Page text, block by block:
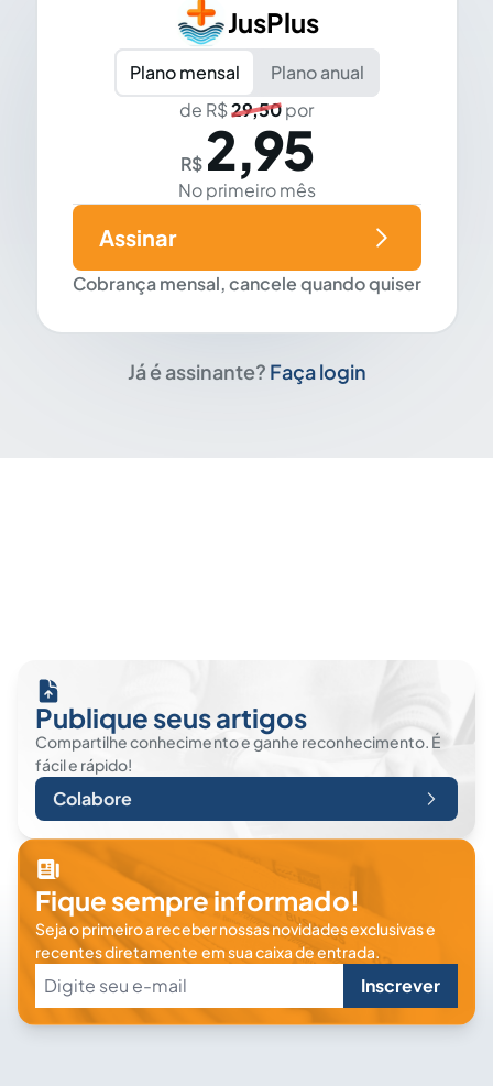
JusPlus
Plano mensal
Plano anual
de R$29,50por
R$ 2,95
No primeiro mês
Cobrança mensal, cancele quando quiser
Assinar
Já é assinante? Faça login
Publique seus artigos
Compartilhe conhecimento e ganhe reconhecimento. É
fácil e rápido!
Colabore
Fique sempre informado!
Seja o primeiro a receber nossas novidades exclusivas e
recentes diretamente em sua caixa de entrada.
Inscrever